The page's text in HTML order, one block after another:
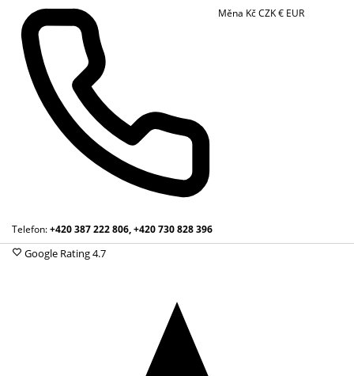
Telefon:+420 387 222 806, +420 730 828 396
Měna KčCZK€ EUR
Google Rating4.7